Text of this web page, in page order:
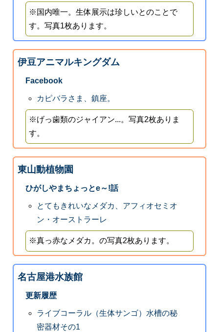
※国内唯一。生体展示は珍しいとのことで
す。写真1枚あります。
伊豆アニマルキングダム
Facebook
カピバラさま、鎮座。
※げっ歯類のジャイアン...。写真2枚ありま
す。
東山動植物園
ひがしやまちょっとe～!話
とてもきれいなメダカ、アフィオセミオ
ン・オーストラーレ
※真っ赤なメダカ。の写真2枚あります。
名古屋港水族館
更新履歴
ライブコーラル（生体サンゴ）水槽の秘
密器材その1